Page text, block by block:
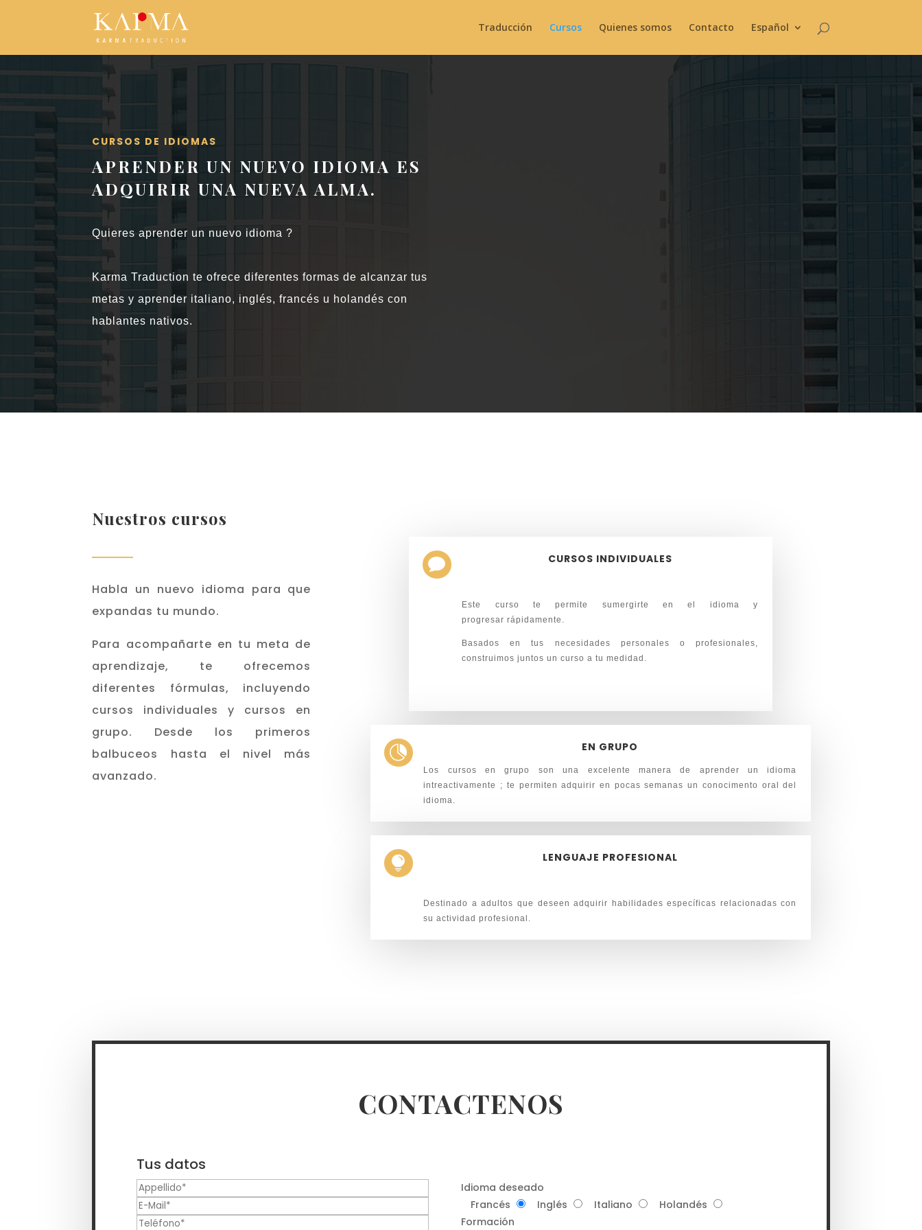
Traducción Cursos Quienes somos Contacto Español
CURSOS DE IDIOMAS
APRENDER UN NUEVO IDIOMA ES
ADQUIRIR UNA NUEVA ALMA.
Quieres aprender un nuevo idioma ?
Karma Traduction te ofrece diferentes formas de alcanzar tus
metas y aprender italiano, inglés, francés u holandés con
hablantes nativos.
Nuestros cursos
Habla un nuevo idioma para que
expandas tu mundo.
Para acompañarte en tu meta de
aprendizaje, te ofrecemos
diferentes fórmulas, incluyendo
cursos individuales y cursos en
grupo. Desde los primeros
balbuceos hasta el nivel más
avanzado.
 CURSOS INDIVIDUALES
Este curso te permite sumergirte en el idioma y
progresar rápidamente.
Basados en tus necesidades personales o profesionales,
construimos juntos un curso a tu medidad.
 EN GRUPO
Los cursos en grupo son una excelente manera de aprender un idioma
intreactivamente ; te permiten adquirir en pocas semanas un conocimento oral del
idioma.
 LENGUAJE PROFESIONAL
Destinado a adultos que deseen adquirir habilidades específicas relacionadas con
su actividad profesional.
CONTACTENOS
Tus datos
Idioma deseado
Francés
Inglés Italiano
Holandés
Formación